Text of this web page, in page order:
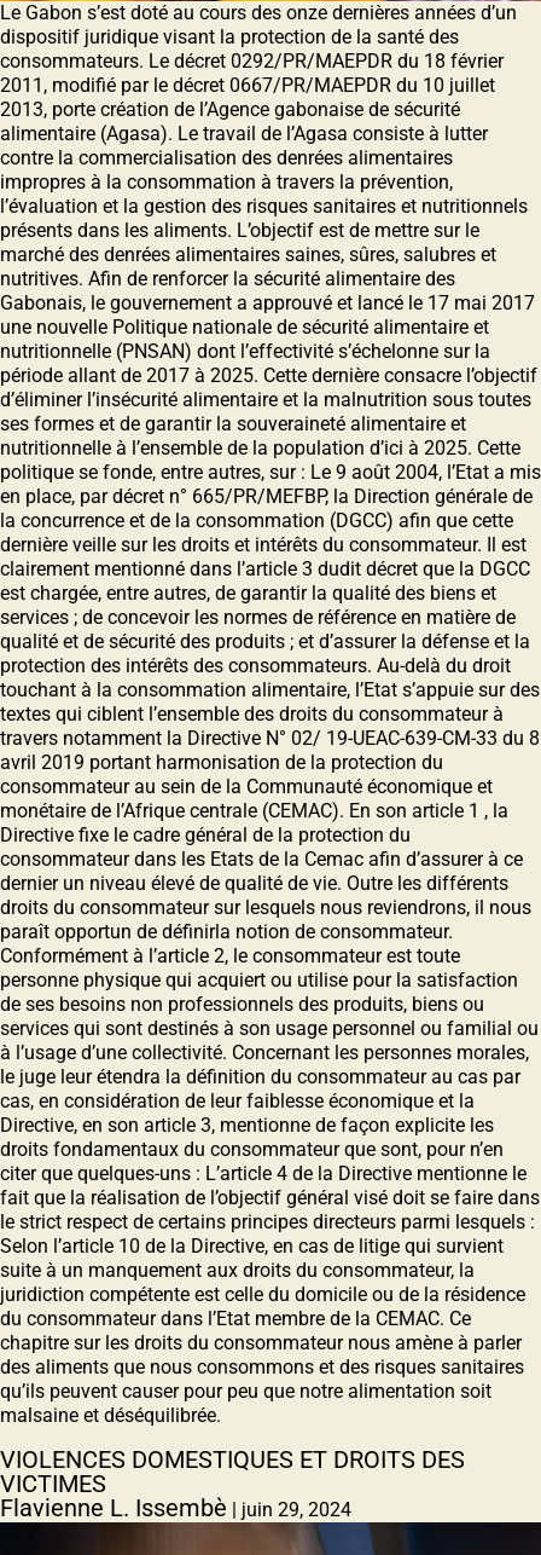
Le Gabon s’est doté au cours des onze dernières années d’un
dispositif juridique visant la protection de la santé des
consommateurs. Le décret 0292/PR/MAEPDR du 18 février
2011, modifié par le décret 0667/PR/MAEPDR du 10 juillet
2013, porte création de l’Agence gabonaise de sécurité
alimentaire (Agasa). Le travail de l’Agasa consiste à lutter
contre la commercialisation des denrées alimentaires
impropres à la consommation à travers la prévention,
l’évaluation et la gestion des risques sanitaires et nutritionnels
présents dans les aliments. L’objectif est de mettre sur le
marché des denrées alimentaires saines, sûres, salubres et
nutritives. Afin de renforcer la sécurité alimentaire des
Gabonais, le gouvernement a approuvé et lancé le 17 mai 2017
une nouvelle Politique nationale de sécurité alimentaire et
nutritionnelle (PNSAN) dont l’effectivité s’échelonne sur la
période allant de 2017 à 2025. Cette dernière consacre l’objectif
d’éliminer l’insécurité alimentaire et la malnutrition sous toutes
ses formes et de garantir la souveraineté alimentaire et
nutritionnelle à l’ensemble de la population d’ici à 2025. Cette
politique se fonde, entre autres, sur : Le 9 août 2004, l’Etat a mis
en place, par décret n° 665/PR/MEFBP, la Direction générale de
la concurrence et de la consommation (DGCC) afin que cette
dernière veille sur les droits et intérêts du consommateur. Il est
clairement mentionné dans l’article 3 dudit décret que la DGCC
est chargée, entre autres, de garantir la qualité des biens et
services ; de concevoir les normes de référence en matière de
qualité et de sécurité des produits ; et d’assurer la défense et la
protection des intérêts des consommateurs. Au-delà du droit
touchant à la consommation alimentaire, l’Etat s’appuie sur des
textes qui ciblent l’ensemble des droits du consommateur à
travers notamment la Directive N° 02/ 19-UEAC-639-CM-33 du 8
avril 2019 portant harmonisation de la protection du
consommateur au sein de la Communauté économique et
monétaire de l’Afrique centrale (CEMAC). En son article 1 , la
Directive fixe le cadre général de la protection du
consommateur dans les Etats de la Cemac afin d’assurer à ce
dernier un niveau élevé de qualité de vie. Outre les différents
droits du consommateur sur lesquels nous reviendrons, il nous
paraît opportun de définirla notion de consommateur.
Conformément à l’article 2, le consommateur est toute
personne physique qui acquiert ou utilise pour la satisfaction
de ses besoins non professionnels des produits, biens ou
services qui sont destinés à son usage personnel ou familial ou
à l’usage d’une collectivité. Concernant les personnes morales,
le juge leur étendra la définition du consommateur au cas par
cas, en considération de leur faiblesse économique et la
Directive, en son article 3, mentionne de façon explicite les
droits fondamentaux du consommateur que sont, pour n’en
citer que quelques-uns : L’article 4 de la Directive mentionne le
fait que la réalisation de l’objectif général visé doit se faire dans
le strict respect de certains principes directeurs parmi lesquels :
Selon l’article 10 de la Directive, en cas de litige qui survient
suite à un manquement aux droits du consommateur, la
juridiction compétente est celle du domicile ou de la résidence
du consommateur dans l’Etat membre de la CEMAC. Ce
chapitre sur les droits du consommateur nous amène à parler
des aliments que nous consommons et des risques sanitaires
qu’ils peuvent causer pour peu que notre alimentation soit
malsaine et déséquilibrée.
VIOLENCES DOMESTIQUES ET DROITS DES
VICTIMES
Flavienne L. Issembè
juin 29, 2024